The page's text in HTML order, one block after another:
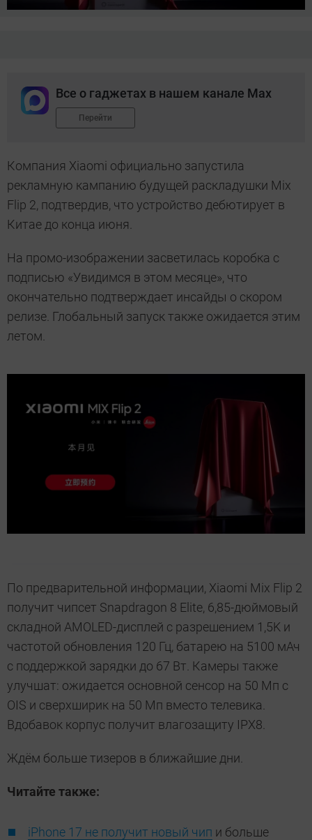
Все о гаджетах в нашем канале Max
Перейти
Компания Xiaomi официально запустила
рекламную кампанию будущей раскладушки Mix
Flip 2, подтвердив, что устройство дебютирует в
Китае до конца июня.
На промо-изображении засветилась коробка с
подписью «Увидимся в этом месяце», что
окончательно подтверждает инсайды о скором
релизе. Глобальный запуск также ожидается этим
летом.
По предварительной информации, Xiaomi Mix Flip 2
получит чипсет Snapdragon 8 Elite, 6,85-дюймовый
складной AMOLED-дисплей с разрешением 1,5K и
частотой обновления 120 Гц, батарею на 5100 мАч
с поддержкой зарядки до 67 Вт. Камеры также
улучшат: ожидается основной сенсор на 50 Мп с
OIS и сверхширик на 50 Мп вместо телевика.
Вдобавок корпус получит влагозащиту IPX8.
Ждём больше тизеров в ближайшие дни.
Читайте также:
iPhone 17 не получит новый чип и больше